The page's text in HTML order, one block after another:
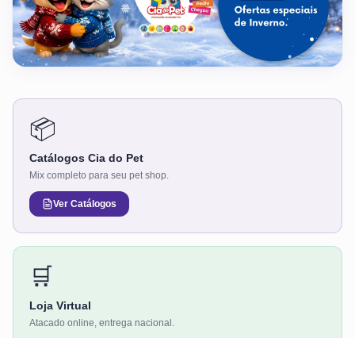
📦
Catálogos Cia do Pet
Mix completo para seu pet shop.
Ver Catálogos
🛒
Loja Virtual
Atacado online, entrega nacional.